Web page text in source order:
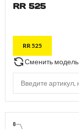
RR 525
RR 525
Сменить модель